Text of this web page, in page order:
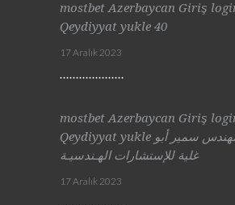
mostbet Azerbaycan Giriş
Qeydiyyat yukle 40
17 Aralık 2023
mostbet Azerbaycan Giriş
Qeydiyyat yukle مكتب المهندس سمير أبو
غلية للإستشارات الهـندسيـة
17 Aralık 2023